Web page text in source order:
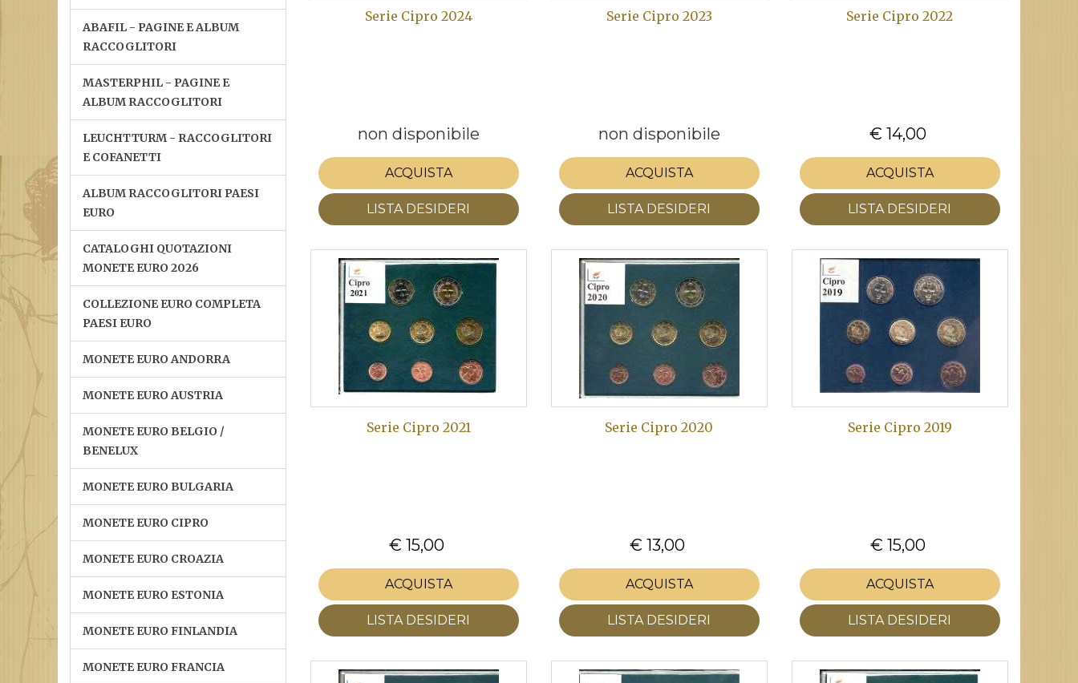
ABAFIL - PAGINE E ALBUM
RACCOGLITORI
MASTERPHIL - PAGINE E
ALBUM RACCOGLITORI
LEUCHTTURM - RACCOGLITORI
E COFANETTI
ALBUM RACCOGLITORI PAESI
EURO
CATALOGHI QUOTAZIONI
MONETE EURO 2026
COLLEZIONE EURO COMPLETA
PAESI EURO
MONETE EURO ANDORRA
MONETE EURO AUSTRIA
MONETE EURO BELGIO /
BENELUX
MONETE EURO BULGARIA
MONETE EURO CIPRO
MONETE EURO CROAZIA
MONETE EURO ESTONIA
MONETE EURO FINLANDIA
MONETE EURO FRANCIA
Serie Cipro 2024
non disponibile
ACQUISTA
LISTA DESIDERI
Serie Cipro 2023
non disponibile
ACQUISTA
LISTA DESIDERI
Serie Cipro 2022
€ 14,00
ACQUISTA
LISTA DESIDERI
Serie Cipro 2021
€ 15,00
ACQUISTA
LISTA DESIDERI
Serie Cipro 2020
€ 13,00
ACQUISTA
LISTA DESIDERI
Serie Cipro 2019
€ 15,00
ACQUISTA
LISTA DESIDERI